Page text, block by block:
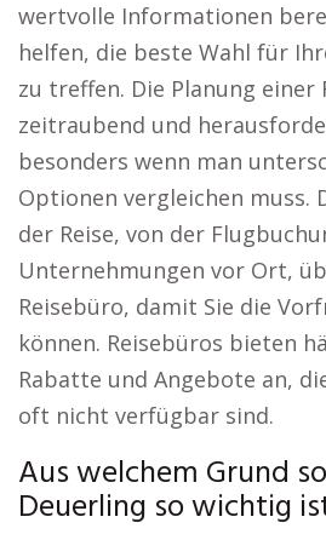
wertvolle Informationen
helfen, die beste Wahl für
zu treffen. Die Planung einer
zeitraubend und
besonders wenn man
Optionen vergleichen muss.
der Reise, von der
Unternehmungen vor Ort,
Reisebüro, damit Sie die
können. Reisebüros bieten
Rabatte und Angebote an,
oft nicht verfügbar sind.
Aus welchem Grund
Deuerling so wichtig